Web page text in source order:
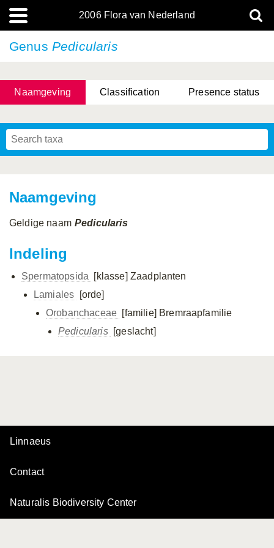
2006 Flora van Nederland
Genus Pedicularis
Naamgeving Classification Presence status
Naamgeving
Geldige naam Pedicularis
Indeling
Spermatopsida [klasse] Zaadplanten
Lamiales
[orde]
Orobanchaceae [familie] Bremraapfamilie
Pedicularis
[geslacht]
Linnaeus
Contact
Naturalis Biodiversity Center